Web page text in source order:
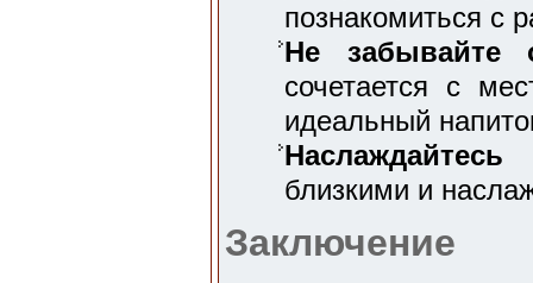
познакомиться с
Не забывайте
сочетается с
идеальный
близкими и
Заключение